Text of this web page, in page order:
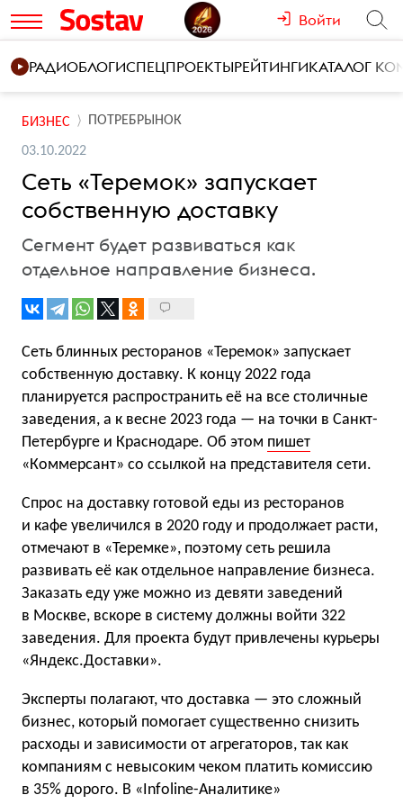
Войти
РАДИОБЛОГИСПЕЦПРОЕКТЫРЕЙТИНГИКАТАЛОГ
БИЗНЕС ПОТРЕБРЫНОК
03.10.2022
Сеть «Теремок» запускает
собственную доставку
Сегмент будет развиваться как
отдельное направление бизнеса.
Сеть блинных ресторанов «Теремок» запускает
собственную доставку. К концу 2022 года
планируется распространить её на все столичные
заведения, а к весне 2023 года — на точки в Санкт-
Петербурге и Краснодаре. Об этом пишет
«Коммерсант» со ссылкой на представителя сети.
Спрос на доставку готовой еды из ресторанов
и кафе увеличился в 2020 году и продолжает расти,
отмечают в «Теремке», поэтому сеть решила
развивать её как отдельное направление бизнеса.
Заказать еду уже можно из девяти заведений
в Москве, вскоре в систему должны войти 322
заведения. Для проекта будут привлечены курьеры
«Яндекс.Доставки».
Эксперты полагают, что доставка — это сложный
бизнес, который помогает существенно снизить
расходы и зависимости от агрегаторов, так как
компаниям с невысоким чеком платить комиссию
в 35% дорого. В «Infoline-Аналитике»